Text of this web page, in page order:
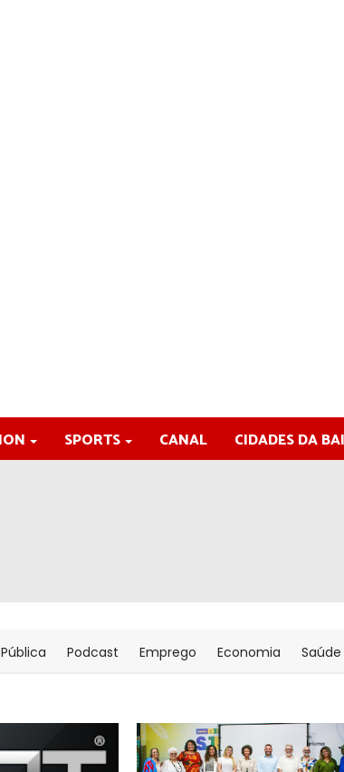
SPORTS CANAL CIDADES DA
Podcast Emprego Economia Saúde